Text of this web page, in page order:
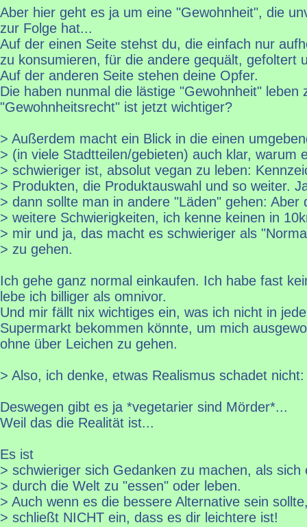
Aber hier geht es ja um eine "Gewohnheit", die
zur Folge hat...
Auf der einen Seite stehst du, die einfach nur
zu konsumieren, für die andere gequält, gefoltert
Auf der anderen Seite stehen deine Opfer.
Die haben nunmal die lästige "Gewohnheit" leben
"Gewohnheitsrecht" ist jetzt wichtiger?
> Außerdem macht ein Blick in die einen
> (in viele Stadtteilen/gebieten) auch klar, warum
> schwieriger ist, absolut vegan zu leben:
> Produkten, die Produktauswahl und so weiter.
> dann sollte man in andere "Läden" gehen: Aber
> weitere Schwierigkeiten, ich kenne keinen in
> mir und ja, das macht es schwieriger als
> zu gehen.
Ich gehe ganz normal einkaufen. Ich habe fast
lebe ich billiger als omnivor.
Und mir fällt nix wichtiges ein, was ich nicht in
Supermarkt bekommen könnte, um mich
ohne über Leichen zu gehen.
> Also, ich denke, etwas Realismus schadet nicht:
Deswegen gibt es ja *vegetarier sind Mörder*...
Weil das die Realität ist...
Es ist
> schwieriger sich Gedanken zu machen, als sich
> durch die Welt zu "essen" oder leben.
> Auch wenn es die bessere Alternative sein
> schließt NICHT ein, dass es dir leichtere ist!